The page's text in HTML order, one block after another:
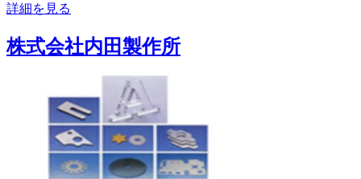
詳細を見る
株式会社内田製作所